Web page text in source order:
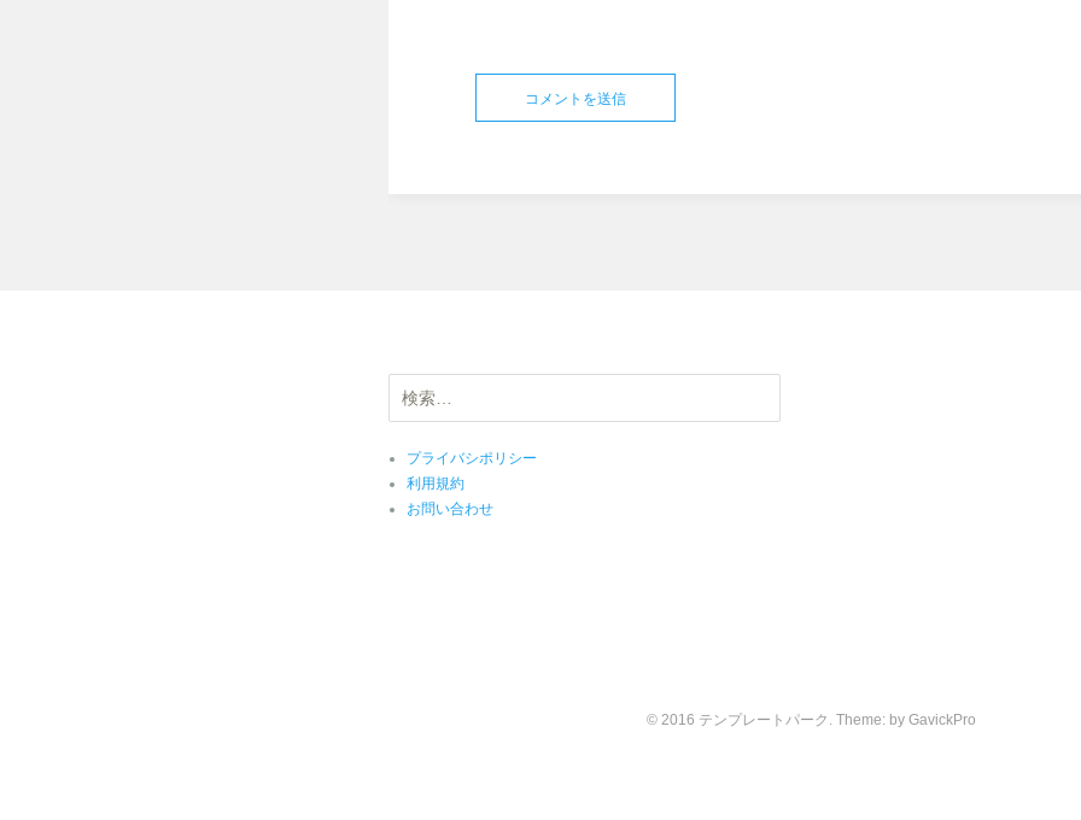
索:
プライバシポリシー
利用規約
お問い合わせ
© 2016 テンプレートパーク. Theme: by GavickPro